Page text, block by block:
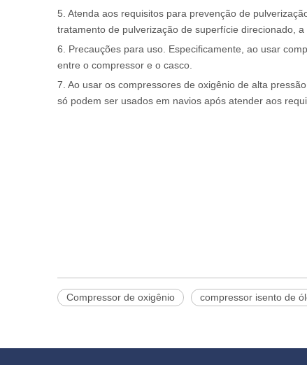
5. Atenda aos requisitos para prevenção de
tratamento de pulverização de superfície direcionado,
6. Precauções para uso. Especificamente, ao usar
entre o compressor e o casco.
7. Ao usar os compressores de oxigênio de alta
só podem ser usados ​​em navios após atender aos
Compressor de oxigênio compressor isento de